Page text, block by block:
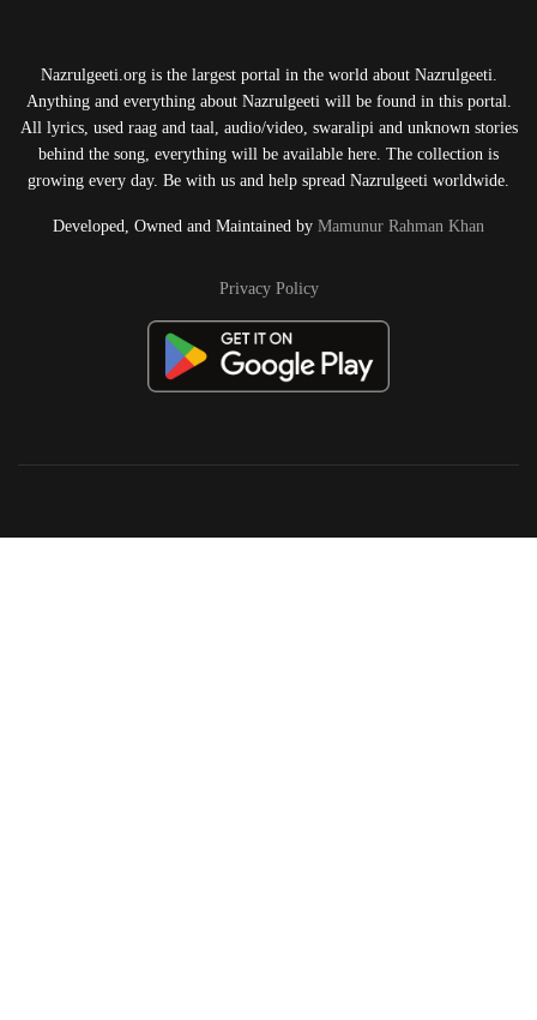
Nazrulgeeti.org is the largest portal in the world about Nazrulgeeti.
Anything and everything about Nazrulgeeti will be found in this portal.
All lyrics, used raag and taal, audio/video, swaralipi and unknown stories
behind the song, everything will be available here. The collection is
growing every day. Be with us and help spread Nazrulgeeti worldwide.
Developed, Owned and Maintained by Mamunur Rahman Khan
Privacy Policy